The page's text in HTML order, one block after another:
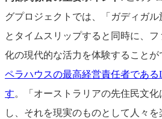
グプロジェクトでは、「ガディガ
とタイムスリップすると同時に、
化の現代的な活力を体験することが
ペラハウスの最高経営責任者である
す。「オーストラリアの先住民文
し、それを現実のものとして人々